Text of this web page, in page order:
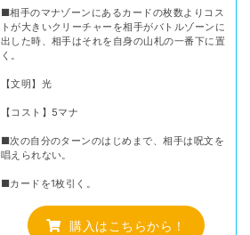
■相手のマナゾーンにあるカードの枚数よりコス
トが大きいクリーチャーを相手がバトルゾーンに
出した時、相手はそれを自身の山札の一番下に置
く。
【文明】光
【コスト】5マナ
■次の自分のターンのはじめまで、相手は呪文を
唱えられない。
■カードを1枚引く。
購入はこちらから！